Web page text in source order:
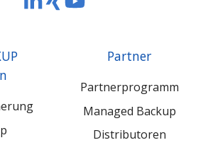
NovaBACKUP
NovaBACKUP
NovaBACKUP
YouTubePartner
Partnerprogramm
Managed Backup
Distributoren